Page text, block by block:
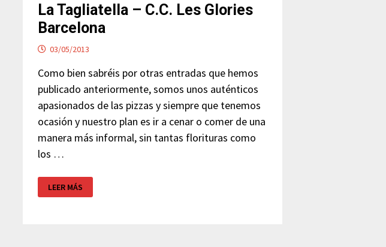
La Tagliatella – C.C. Les Glories
Barcelona
03/05/2013
Como bien sabréis por otras entradas que hemos
publicado anteriormente, somos unos auténticos
apasionados de las pizzas y siempre que tenemos
ocasión y nuestro plan es ir a cenar o comer de una
manera más informal, sin tantas florituras como
los …
TAGLIATELLA
–
LEER MÁS